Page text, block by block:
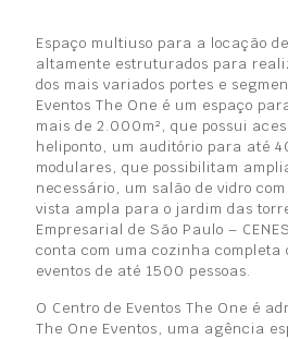
Espaço multiuso para a locação
altamente estruturados para
dos mais variados portes e
Eventos The One é um espaço
mais de 2.000m², que possui
heliponto, um auditório para até
modulares, que possibilitam
necessário, um salão de vidro
vista ampla para o jardim das
Empresarial de São Paulo –
conta com uma cozinha completa
eventos de até 1500 pessoas.
O Centro de Eventos The One é
The One Eventos, uma agência